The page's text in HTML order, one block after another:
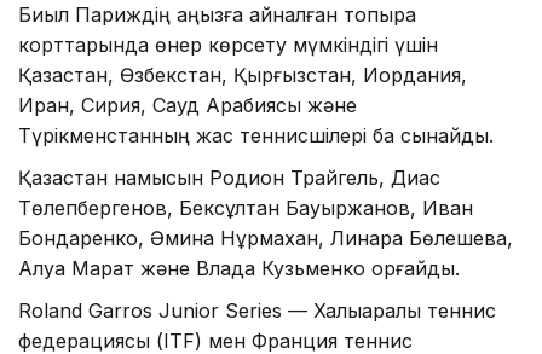
Биыл Париждің аңызға айналған топырақ
корттарында өнер көрсету мүмкіндігі үшін
Қазақстан, Өзбекстан, Қырғызстан, Иордания,
Иран, Сирия, Сауд Арабиясы және
Түрікменстанның жас теннисшілері бақ сынайды.
Қазақстан намысын Родион Трайгель, Диас
Төлепбергенов, Бексұлтан Бауыржанов, Иван
Бондаренко, Әмина Нұрмахан, Линара Бөлешева,
Алуа Марат және Влада Кузьменко қорғайды.
Roland Garros Junior Series — Халықаралық теннис
федерациясы (ITF) мен Франция теннис